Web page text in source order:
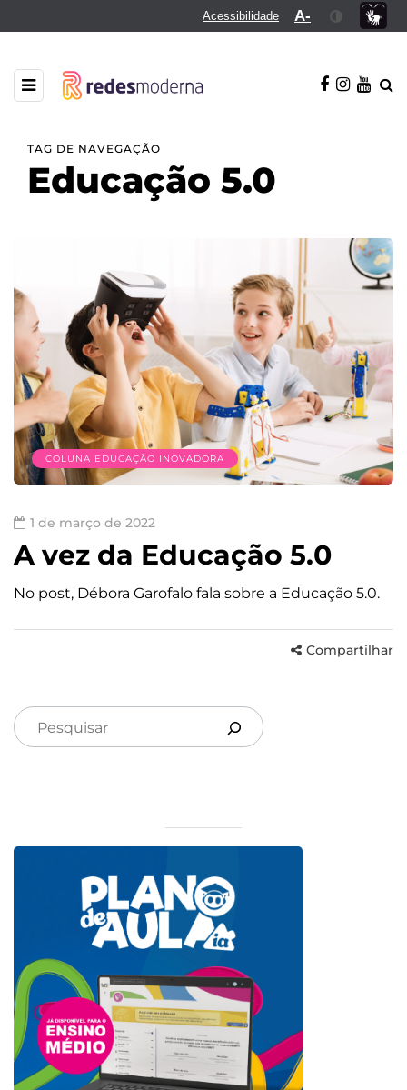
Acessibilidade A-
TAG DE NAVEGAÇÃO
Educação 5.0
COLUNA EDUCAÇÃO INOVADORA
1 de março de 2022
A vez da Educação 5.0
No post, Débora Garofalo fala sobre a Educação 5.0.
Compartilhar